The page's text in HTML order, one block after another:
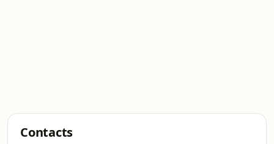
Contacts